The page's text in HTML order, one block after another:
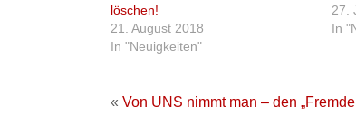
löschen!
21. August 2018
In "Neuigkeiten"
27.
In
« Von UNS nimmt man – den